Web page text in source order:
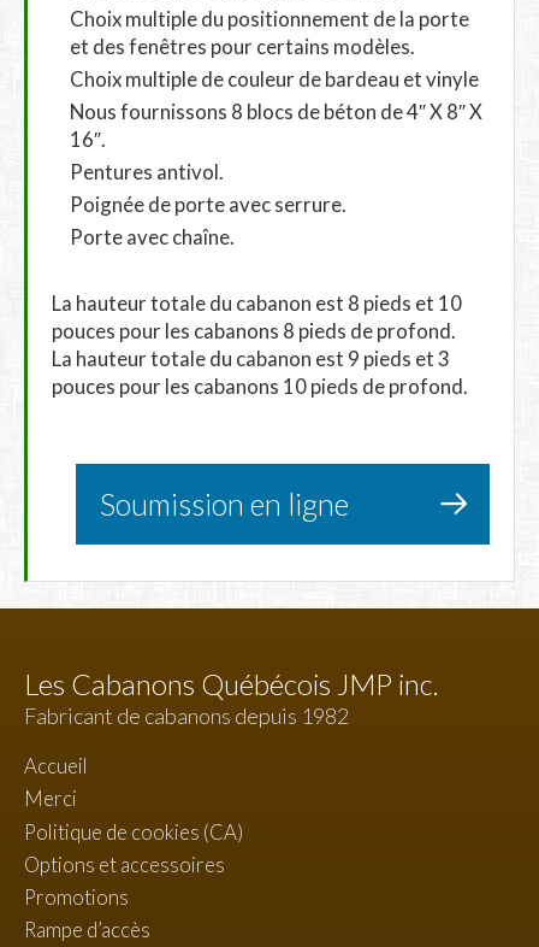
Choix multiple du positionnement de la porte
et des fenêtres pour certains modèles.
Choix multiple de couleur de bardeau et vinyle
Nous fournissons 8 blocs de béton de 4″ X 8″ X
16″.
Pentures antivol.
Poignée de porte avec serrure.
Porte avec chaîne.
La hauteur totale du cabanon est 8 pieds et 10
pouces pour les cabanons 8 pieds de profond.
La hauteur totale du cabanon est 9 pieds et 3
pouces pour les cabanons 10 pieds de profond.
Soumission en ligne
Les Cabanons Québécois JMP inc.
Fabricant de cabanons depuis 1982
Accueil
Merci
Politique de cookies (CA)
Options et accessoires
Promotions
Rampe d’accès